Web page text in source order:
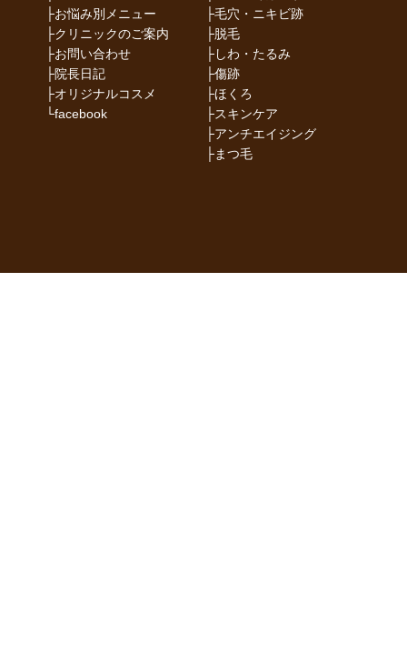
├お悩み別メニュー
├クリニックのご案内
├お問い合わせ
├院長日記
├オリジナルコスメ
└facebook
├毛穴・ニキビ跡
├脱毛
├しわ・たるみ
├傷跡
├ほくろ
├スキンケア
├アンチエイジング
├まつ毛